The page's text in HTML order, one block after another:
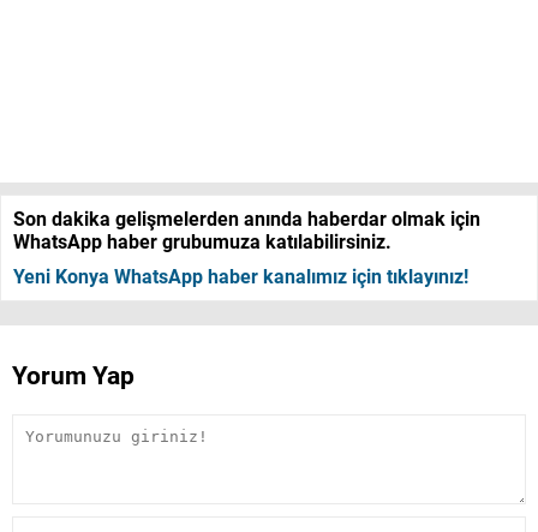
Son dakika gelişmelerden anında haberdar olmak için
WhatsApp haber grubumuza katılabilirsiniz.
Yeni Konya WhatsApp haber kanalımız için tıklayınız!
Yorum Yap